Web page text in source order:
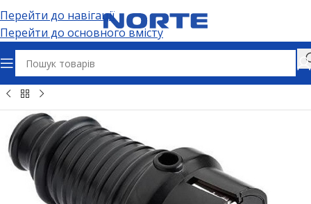
Перейти до навігації
Перейти до основного вмісту
розʼєми та адаптери Силові розʼєми Силові вилки